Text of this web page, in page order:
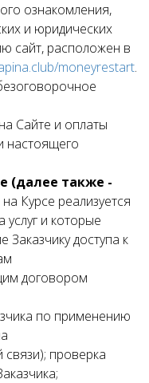
ознакомления,
и юридических
сайт, расположен в
moneyrestart.
Сайте и оплаты
настоящего
(далее также -
Курсе реализуется
услуг и которые
доступа к
договором
по применению
проверка